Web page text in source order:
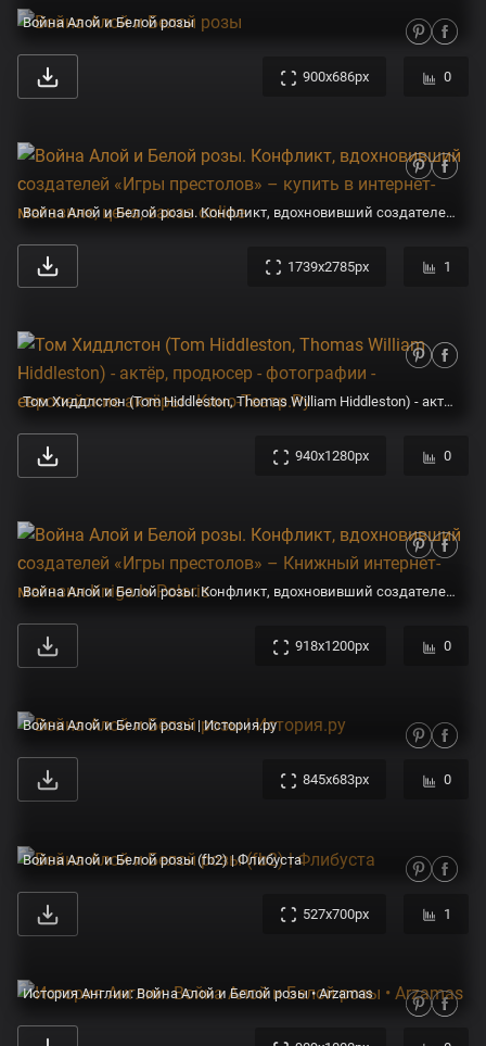
Война Алой и Белой розы
900x686px 0
Война Алой и Белой розы. Конфликт, вдохновивший создателей «Игры престолов» – купить в интернет-магазине, цена, заказ online
1739x2785px 1
Том Хиддлстон (Tom Hiddleston, Thomas William Hiddleston) - актёр, продюсер - фотографии - европейские актёры - Кино-Театр.Ру
940x1280px 0
Война Алой и Белой розы. Конфликт, вдохновивший создателей «Игры престолов» – Книжный интернет-магазин Kniga.lv Polaris
918x1200px 0
Война Алой и Белой розы | История.ру
845x683px 0
Война Алой и Белой розы (fb2) | Флибуста
527x700px 1
История Англии: Война Алой и Белой розы • Arzamas